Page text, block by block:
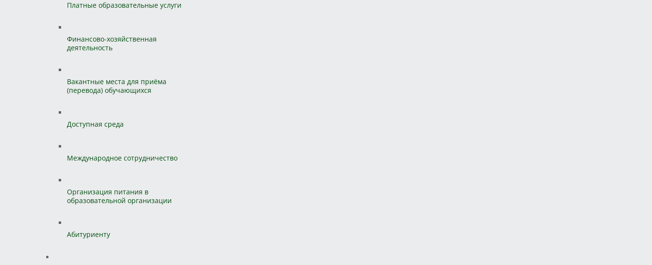
Платные образовательные услуги
Финансово-хозяйственная
деятельность
Вакантные места для приёма
(перевода) обучающихся
Доступная среда
Международное сотрудничество
Организация питания в
образовательной организации
Абитуриенту